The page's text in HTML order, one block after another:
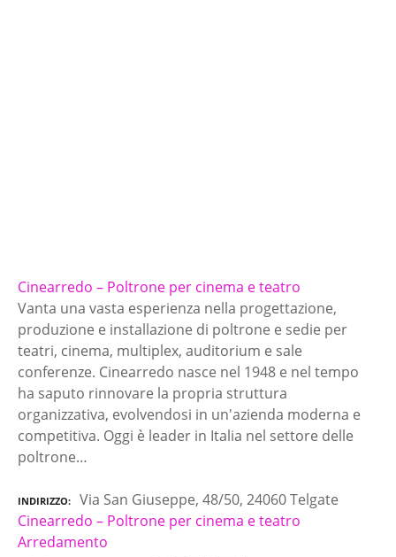
Cinearredo – Poltrone per cinema e teatro
Vanta una vasta esperienza nella progettazione,
produzione e installazione di poltrone e sedie per
teatri, cinema, multiplex, auditorium e sale
conferenze. Cinearredo nasce nel 1948 e nel tempo
ha saputo rinnovare la propria struttura
organizzativa, evolvendosi in un'azienda moderna e
competitiva. Oggi è leader in Italia nel settore delle
poltrone…
INDIRIZZO
Via San Giuseppe, 48/50, 24060 Telgate
Cinearredo – Poltrone per cinema e teatro
Arredamento